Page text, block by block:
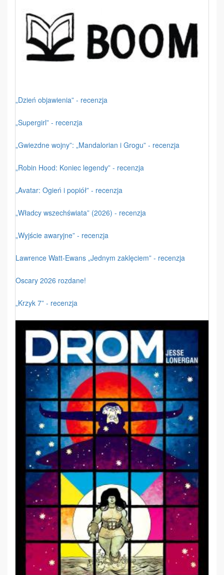
„Dzień objawienia” - recenzja
„Supergirl” - recenzja
„Gwiezdne wojny”: „Mandalorian i Grogu” - recenzja
„Robin Hood: Koniec legendy” - recenzja
„Avatar: Ogień i popiół” - recenzja
„Władcy wszechświata” (2026) - recenzja
„Wyjście awaryjne” - recenzja
Lawrence Watt-Ewans „Jednym zaklęciem” - recenzja
Oscary 2026 rozdane!
„Krzyk 7” - recenzja